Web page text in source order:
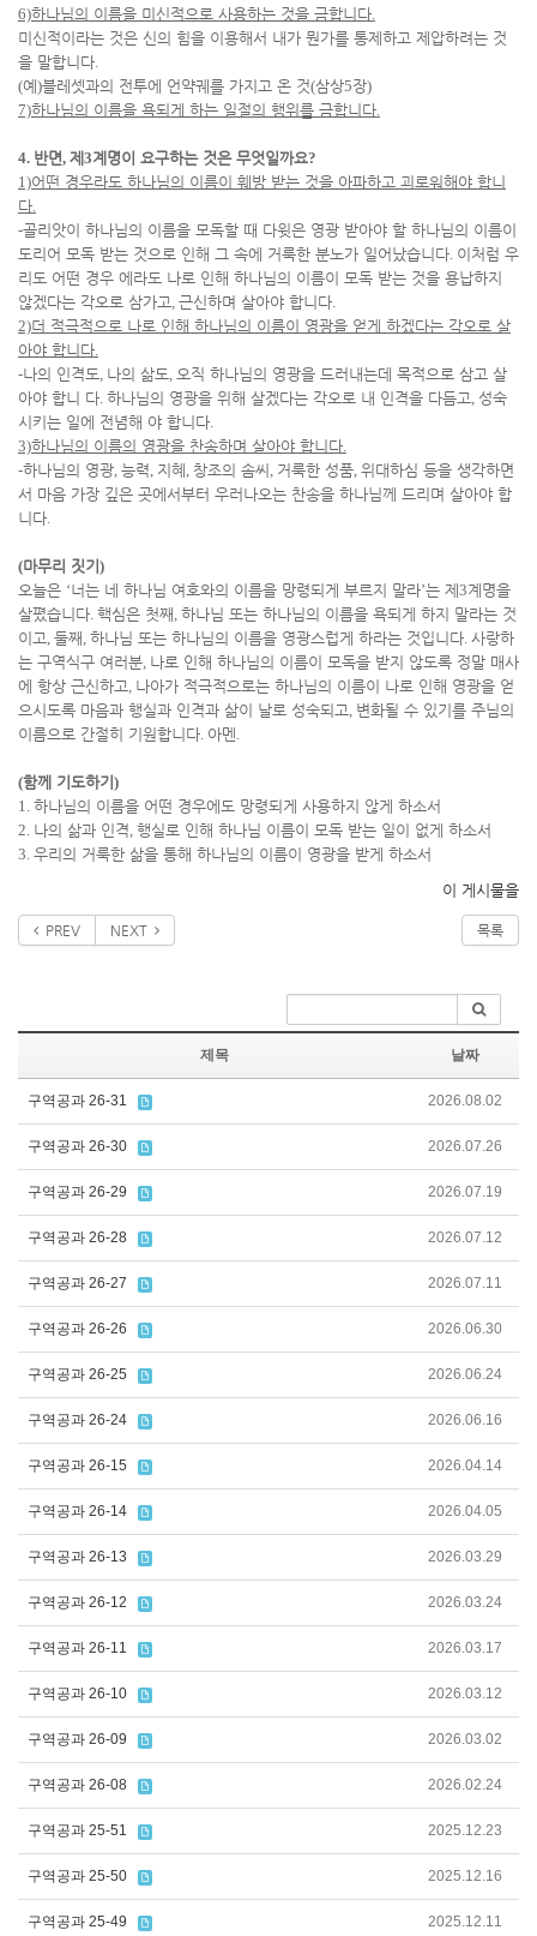
6)하나님의 이름을 미신적으로 사용하는 것을 금합니다.
미신적이라는 것은 신의 힘을 이용해서 내가 뭔가를 통제하고 제압하려는 것
을 말합니다.
(예 )블레셋과의 전투에 언약궤를 가지고 온 것(삼상5장)
7)하나님의 이름을 욕되게 하는 일절의 행위를 금합니다.
4. 반면, 제 3계명이 요구하는 것은 무엇일까요?
1)어떤 경우라도 하나님의 이름이 훼방 받는 것을 아파하고 괴로워해야 합니
다.
-골리앗이 하나님의 이름을 모독할 때 다윗은 영광 받아야 할 하나님의 이름이
도리어 모독 받는 것으로 인해 그 속에 거룩한 분노가 일어났습니다. 이처럼 우
리도 어떤 경우 에라도 나로 인해 하나님의 이름이 모독 받는 것을 용납하지
않겠다는 각오로 삼가고, 근신하며 살아야 합니다.
2)더 적극적으로 나로 인해 하나님의 이름이 영광을 얻게 하겠다는 각오로 살
아야 합니다.
-나의 인격도, 나의 삶도, 오직 하나님의 영광을 드러내는데 목적으로 삼고 살
아야 합니 다. 하나님의 영광을 위해 살겠다는 각오로 내 인격을 다듬고, 성숙
시키는 일에 전념해 야 합니다.
3)하나님의 이름의 영광을 찬송하며 살아야 합니다.
-하나님의 영광, 능력, 지혜 , 창조의 솜씨 , 거룩한 성품, 위대하심 등을 생각하면
서 마음 가장 깊은 곳에서부터 우러나오는 찬송을 하나님께 드리며 살아야 합
니다.
(마무리 짓기 )
오늘은 ‘너는 네 하나님 여호와의 이름을 망령되게 부르지 말라’는 제 3계명을
살폈습니다. 핵심은 첫째 , 하나님 또는 하나님의 이름을 욕되게 하지 말라는 것
이고, 둘째 , 하나님 또는 하나님의 이름을 영광스럽게 하라는 것입니다. 사랑하
는 구역식구 여러분, 나로 인해 하나님의 이름이 모독을 받지 않도록 정말 매사
에 항상 근신하고, 나아가 적극적으로는 하나님의 이름이 나로 인해 영광을 얻
으시도록 마음과 행실과 인격과 삶이 날로 성숙되고, 변화될 수 있기를 주님의
이름으로 간절히 기원합니다. 아멘.
(함께 기도하기 )
1. 하나님의 이름을 어떤 경우에도 망령되게 사용하지 않게 하소서
2. 나의 삶과 인격, 행실로 인해 하나님 이름이 모독 받는 일이 없게 하소서
3. 우리의 거룩한 삶을 통해 하나님의 이름이 영광을 받게 하소서
이 게시물을
PREV NEXT 목록
제목 날짜
구역공과 26-31 2026.08.02
구역공과 26-30 2026.07.26
구역공과 26-29 2026.07.19
구역공과 26-28 2026.07.12
구역공과 26-27 2026.07.11
구역공과 26-26 2026.06.30
구역공과 26-25 2026.06.24
구역공과 26-24 2026.06.16
구역공과 26-15 2026.04.14
구역공과 26-14 2026.04.05
구역공과 26-13 2026.03.29
구역공과 26-12 2026.03.24
구역공과 26-11 2026.03.17
구역공과 26-10 2026.03.12
구역공과 26-09 2026.03.02
구역공과 26-08 2026.02.24
구역공과 25-51 2025.12.23
구역공과 25-50 2025.12.16
구역공과 25-49 2025.12.11